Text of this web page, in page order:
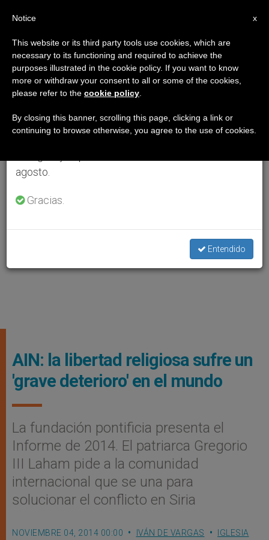
AIN: la libertad religiosa sufre un
'grave deterioro' en el mundo
La fundación pontificia presenta el
Informe de 2014. El patriarca Gregorio
III Laham pide a la comunidad
internacional que se una para
solucionar el conflicto en Siria
NOVIEMBRE 04, 2014 00:00 IVÁN DE VARGAS
IGLESIA
×
Aviso importante
Del 27 de julio al 7 de agosto haremos la pausa
anual, aprovechando que en el periodo de verano
se generan menos informaciones y también el
agosto.
Gracias.
Entendido
x
Notice
This website or its third party tools use cookies, which are
necessary to its functioning and required to achieve the
purposes illustrated in the cookie policy. If you want to know
more or withdraw your consent to all or some of the cookies,
please refer to the cookie policy
By closing this banner, scrolling this page, clicking a link or
continuing to browse otherwise, you agree to the use of cookies.